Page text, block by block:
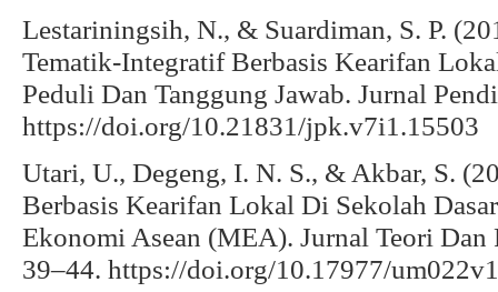
Lestariningsih, N., & Suardiman, S. P.
Tematik-Integratif Berbasis Kearifan
Peduli Dan Tanggung Jawab. Jurnal
https://doi.org/10.21831/jpk.v7i1.15503
Utari, U., Degeng, I. N. S., & Akbar, S.
Berbasis Kearifan Lokal Di Sekolah
Ekonomi Asean (MEA). Jurnal Teori Dan
39–44. https://doi.org/10.17977/